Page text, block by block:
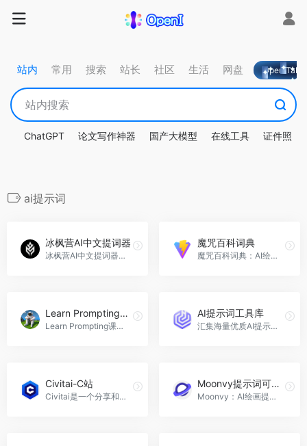
站内 常用 搜索 站长 社区 生活 网盘 OpeniTab
ChatGPT 论文写作神器 国产大模型 在线工具 证件照
ai提示词
冰枫营AI中文提词器
冰枫营AI中文提词器官网提供Midjourney AI提示词创作及翻译服务。
魔咒百科词典
魔咒百科词典：AI绘画tag生成器，助你轻松创作AI绘画作品。
Learn Prompting提示工程课程！
Learn Prompting课程免费教你如何撰写有效的AI指令，高效利用人工智能完成任务。
AI提示词工具库
汇集海量优质AI提示词，助你轻松创作惊艳作品。
Civitai-C站
Civitai是一个分享和发现AI艺术模型的平台，用户可上传、下载和使用自定义AI模型。
Moonvy提示词可视化
Moonvy：AI绘画提示词可视化编辑工具，支持Midjourney和Stable Diffusion。